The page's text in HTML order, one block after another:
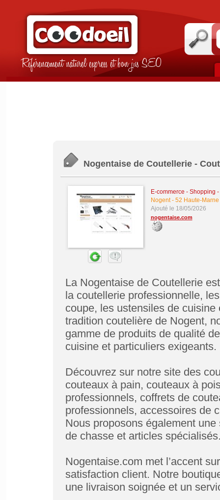
Référencement naturel express et bon jus SEO
Nogentaise de Coutellerie -
E-commerce - Shopping
Nogent- 52 Haute-Marne
Ajouté le 18/05/2026
nogentaise.com
La Nogentaise de Coutellerie
la coutellerie professionnelle,
coupe, les ustensiles de
tradition coutelière de Nogent,
gamme de produits de qualité
cuisine et particuliers exigeants.
Découvrez sur notre site des
couteaux à pain, couteaux à
professionnels, coffrets de
professionnels, accessoires de
Nous proposons également
de chasse et articles
Nogentaise.com met l’accent
satisfaction client. Notre
une livraison soignée et un